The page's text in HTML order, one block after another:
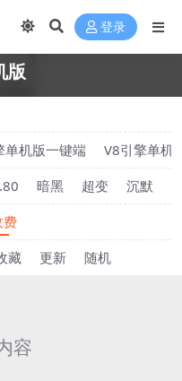
登录
版
单机版一键端
V8引擎单机
暗黑 超变 沉默
费
藏 更新 随机
容